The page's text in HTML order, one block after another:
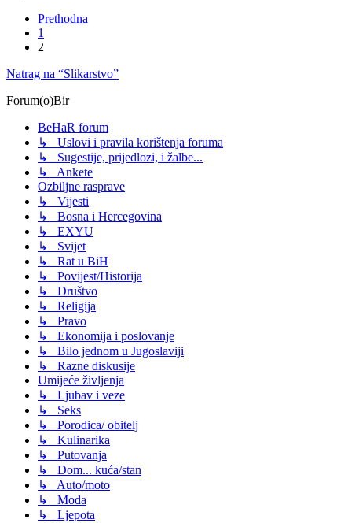
Prethodna
1
2
Natrag na “Slikarstvo”
Forum(o)Bir
BeHaR forum
↳ Uslovi i pravila korištenja foruma
↳ Sugestije, prijedlozi, i žalbe...
↳ Ankete
Ozbiljne rasprave
↳ Vijesti
↳ Bosna i Hercegovina
↳ EXYU
↳ Svijet
↳ Rat u BiH
↳ Povijest/Historija
↳ Društvo
↳ Religija
↳ Pravo
↳ Ekonomija i poslovanje
↳ Bilo jednom u Jugoslaviji
↳ Razne diskusije
Umijeće življenja
↳ Ljubav i veze
↳ Seks
↳ Porodica/ obitelj
↳ Kulinarika
↳ Putovanja
↳ Dom... kuća/stan
↳ Auto/moto
↳ Moda
↳ Ljepota